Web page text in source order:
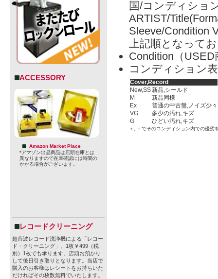
ACCESSORY
Amazon Market Place
*アマゾン出品商品は店頭在庫とは
異なりますので在庫確認には時間の
かかる場合がございます。
レコードクリーニング
超音波レコード洗浄機による「レコー
ド・クリーニング」。1枚￥499（税
別）1枚でも承ります。店頭お預かり
して後日引き取りとなります。当店で
購入のお客様はレシートをお持ちいた
だければその枚数無料でいたします。
国/コンディショ
ARTIST/
Sleeve/Condition
上記順となって
Condition（
コンディション
Cover,Record
New,SS新品,シールド
M
新品同様
Ex
普通の中古盤,ノイズ少々
VG
多少の汚れ,キズ
G
ひどい汚れ,キズ
＋, －でそのコンディション内での優劣